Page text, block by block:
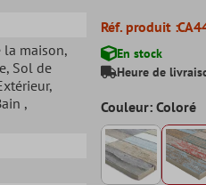
la maison,
, Sol de
,
,
Réf. produit :
En stock
Heure de
Couleur: Coloré